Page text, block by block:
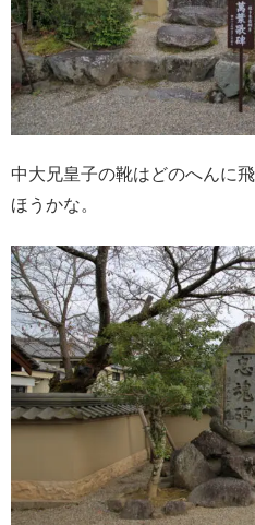
中大兄皇子の靴はどのへんに
ほうかな。